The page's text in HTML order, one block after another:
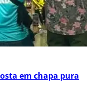
em chapa pura